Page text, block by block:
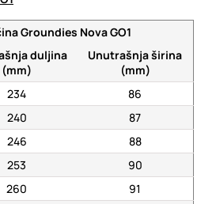
Groundies Nova GO1
duljina
(mm)
Unutrašnja širina
(mm)
234
86
240
87
246
88
253
90
260
91